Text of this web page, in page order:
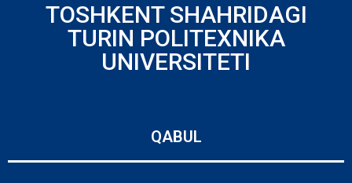
TOSHKENT SHAHRIDAGI
TURIN POLITEXNIKA
UNIVERSITETI
QABUL